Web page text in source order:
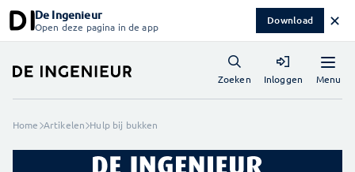
De Ingenieur
Open deze pagina in de app Download ✕
Menu
Zoeken Inloggen
Home Artikelen Hulp bij bukken